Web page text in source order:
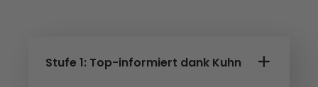
Stufe 1: Top-informiert dank Kuhn